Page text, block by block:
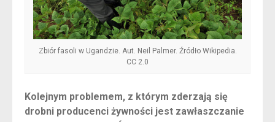
Zbiór fasoli w Ugandzie. Aut. Neil Palmer. Źródło Wikipedia.
CC 2.0
Kolejnym problemem, z którym zderzają się
drobni producenci żywności jest zawłaszczanie